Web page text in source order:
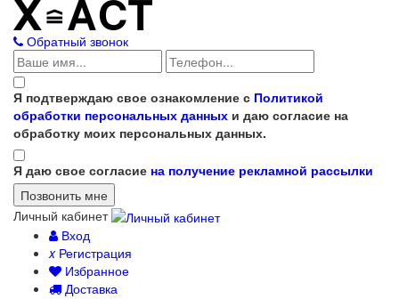
Обратный звонок
Я подтверждаю свое ознакомление с Политикой
обработки персональных данных и даю согласие на
обработку моих персональных данных.
Я даю свое согласие на получение рекламной рассылки
Личный кабинет
Вход
xРегистрация
Избранное
Доставка